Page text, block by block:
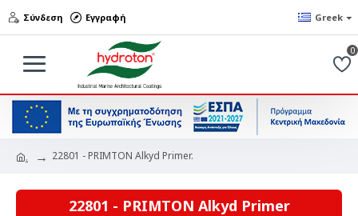
Σύνδεση Εγγραφή Greek
0
. 22801 - PRIMTON Alkyd Primer.
22801 - PRIMTON Alkyd Primer